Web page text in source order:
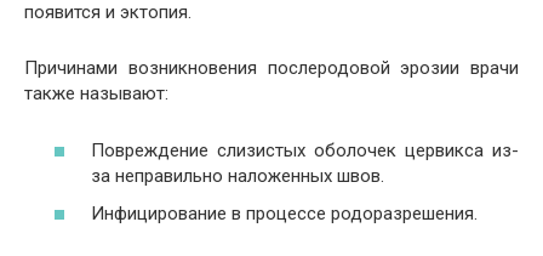
появится и эктопия.
Причинами возникновения послеродовой эрозии врачи
также называют:
Повреждение слизистых оболочек цервикса из-
за неправильно наложенных швов.
Инфицирование в процессе родоразрешения.